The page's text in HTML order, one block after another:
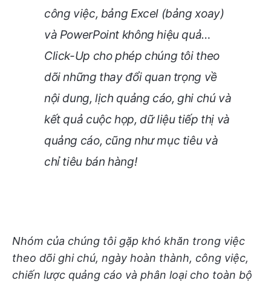
công việc, bảng Excel (bảng xoay)
và PowerPoint không hiệu quả…
Click-Up cho phép chúng tôi theo
dõi những thay đổi quan trọng về
nội dung, lịch quảng cáo, ghi chú và
kết quả cuộc họp, dữ liệu tiếp thị và
quảng cáo, cũng như mục tiêu và
chỉ tiêu bán hàng!
Nhóm của chúng tôi gặp khó khăn trong việc
theo dõi ghi chú, ngày hoàn thành, công việc,
chiến lược quảng cáo và phân loại cho toàn bộ